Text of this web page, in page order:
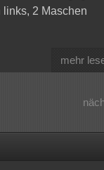
2 Maschen
mehr